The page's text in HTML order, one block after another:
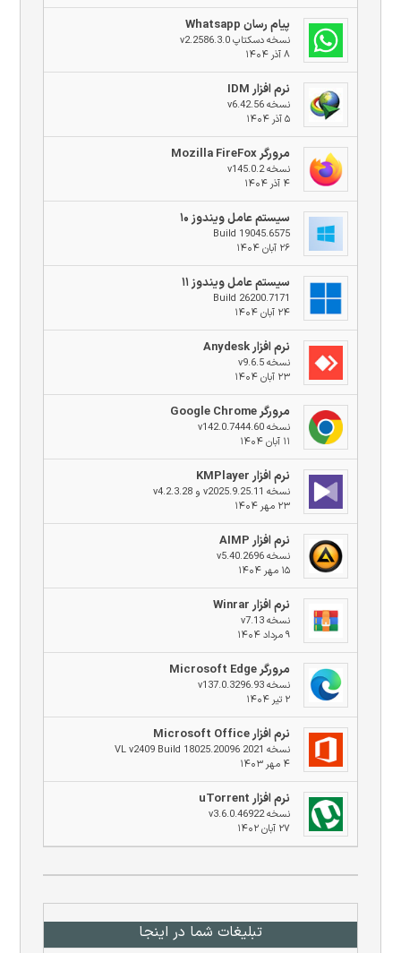
پیام رسان Whatsapp
نسخه دسکتاپ v2.2586.3.0
۸ آذر ۱۴۰۴
نرم افزار IDM
نسخه v6.42.56
۵ آذر ۱۴۰۴
مرورگر Mozilla FireFox
نسخه v145.0.2
۴ آذر ۱۴۰۴
سیستم عامل ویندوز ۱۰
Build 19045.6575
۲۶ آبان ۱۴۰۴
سیستم عامل ویندوز ۱۱
Build 26200.7171
۲۴ آبان ۱۴۰۴
نرم افزار Anydesk
نسخه v9.6.5
۲۳ آبان ۱۴۰۴
مرورگر Google Chrome
نسخه v142.0.7444.60
۱۱ آبان ۱۴۰۴
نرم افزار KMPlayer
نسخه v2025.9.25.11 و v4.2.3.28
۲۳ مهر ۱۴۰۴
نرم افزار AIMP
نسخه v5.40.2696
۱۵ مهر ۱۴۰۴
نرم افزار Winrar
نسخه v7.13
۹ مرداد ۱۴۰۴
مرورگر Microsoft Edge
نسخه v137.0.3296.93
۲ تیر ۱۴۰۴
نرم افزار Microsoft Office
نسخه 2021 VL v2409 Build 18025.20096
۴ مهر ۱۴۰۳
نرم افزار uTorrent
نسخه v3.6.0.46922
۲۷ آبان ۱۴۰۲
تبلیغات شما در اینجا